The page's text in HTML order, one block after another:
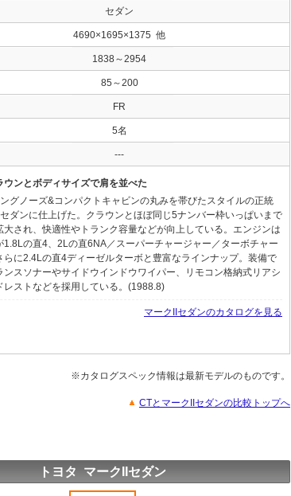
セダン
4690×1695×1375 他
1838～2954
85～200
FR
5名
---
ウンとボディサイズで肩を並べた
グノーズ&コンパクトキャビンの丸みを帯びたスタイルの正統
ダンに仕上げた。クラウンとほぼ同じ5ナンバー枠いっぱいまで
大され、快適性やトランク容量などが向上している。エンジンは
1.8Lの直4、2Lの直6NA／スーパーチャージャー／ターボチャー
らに2.4Lの直4ディーゼルターボと豊富なラインナップ。装備で
ンスソナーやサイドウインドウワイパー、リモコン格納式リアシ
レストなどを採用している。(1988.8)
マークIIセダンのカタログを見る
※カタログスペック情報は最新モデルのものです。
CTとマークIIセダンの比較トップへ
トヨタ マークIIセダン